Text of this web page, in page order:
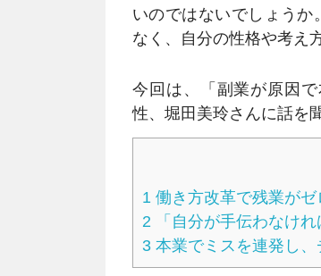
いのではないでしょう
なく、自分の性格や考え
今回は、「副業が原因
性、堀田美玲さんに話を
1 働き方改革で残業が
2 「自分が手伝わなけれ
3 本業でミスを連発し